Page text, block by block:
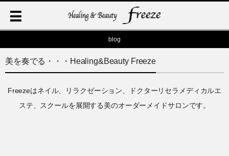
blog
美を奏でる・・・Healing&Beauty Freeze
Freezeはネイル、リラクゼーション、ドクターリセラメディカルエ
ステ、スクールを展開する美のオーダーメイドサロンです。